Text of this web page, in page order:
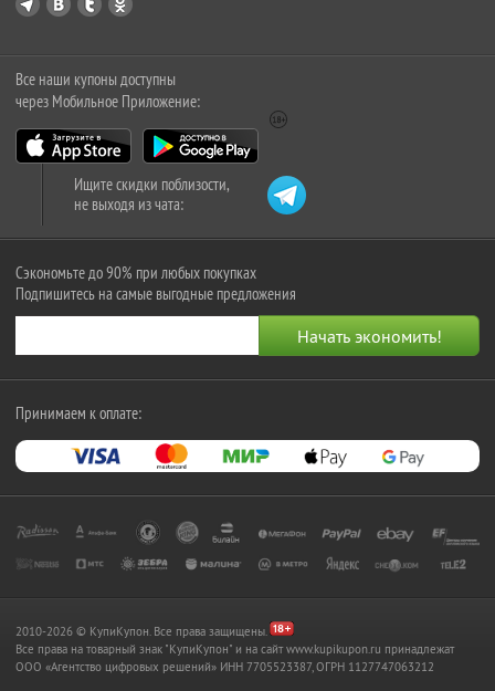
Все наши купоны доступны
через Мобильное Приложение:
Ищите скидки поблизости,
не выходя из чата:
Сэкономьте до 90% при любых покупках
Подпишитесь на самые выгодные предложения
Принимаем к оплате:
2010-2026 © КупиКупон. Все права защищены.
Все права на товарный знак "КупиКупон" и на сайт www.kupikupon.ru принадлежат
OOO «Агентство цифровых решений» ИНН 7705523387, ОГРН 1127747063212